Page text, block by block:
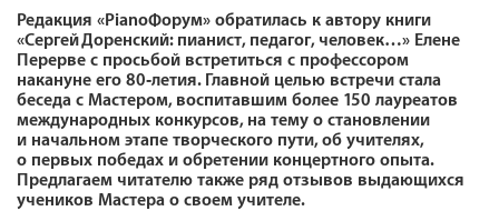
Редакция «PianoФорум» обратилась к автору книги
«Сергей Доренский: пианист, педагог, человек…» Елене
Перерве с просьбой встретиться с профессором
накануне его 80‑летия. Главной целью встречи стала
беседа с Мастером, воспитавшим более 150 лауреатов
международных конкурсов, на тему о становлении
и начальном этапе творческого пути, об учителях,
о первых победах и обретении концертного опыта.
Предлагаем читателю также ряд отзывов выдающихся
учеников Мастера о своем учителе.